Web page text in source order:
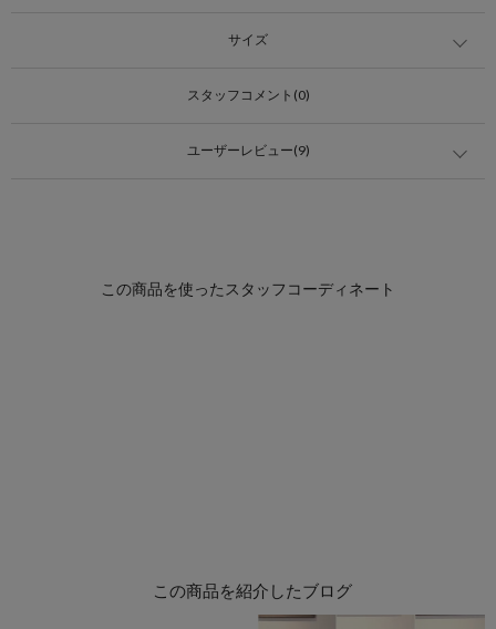
サイズ
スタッフコメント(0)
ユーザーレビュー(9)
この商品を紹介したブログ